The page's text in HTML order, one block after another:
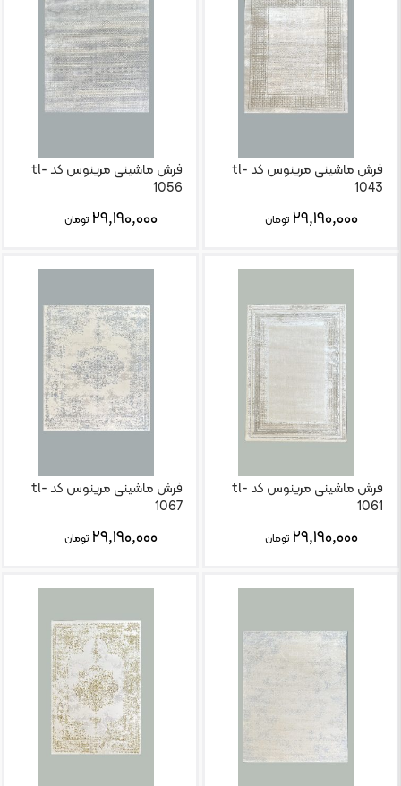
فرش ماشینی مرینوس کد tl-
1043
۲۹,۱۹۰,۰۰۰ تومان
فرش ماشینی مرینوس کد tl-
1056
۲۹,۱۹۰,۰۰۰ تومان
فرش ماشینی مرینوس کد tl-
1061
۲۹,۱۹۰,۰۰۰ تومان
فرش ماشینی مرینوس کد tl-
1067
۲۹,۱۹۰,۰۰۰ تومان